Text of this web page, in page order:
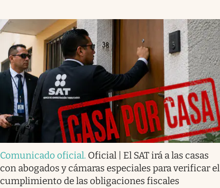
Comunicado oficial. Oficial | El SAT irá a las casas
con abogados y cámaras especiales para verificar el
cumplimiento de las obligaciones fiscales